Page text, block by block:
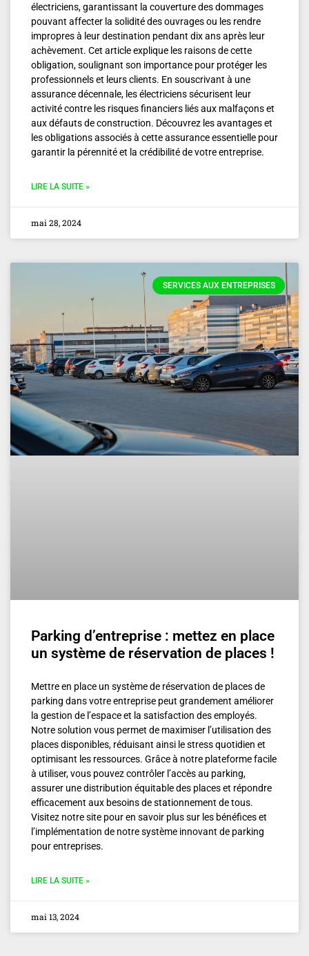
électriciens, garantissant la couverture des dommages
pouvant affecter la solidité des ouvrages ou les rendre
impropres à leur destination pendant dix ans après leur
achèvement. Cet article explique les raisons de cette
obligation, soulignant son importance pour protéger les
professionnels et leurs clients. En souscrivant à une
assurance décennale, les électriciens sécurisent leur
activité contre les risques financiers liés aux malfaçons et
aux défauts de construction. Découvrez les avantages et
les obligations associés à cette assurance essentielle pour
garantir la pérennité et la crédibilité de votre entreprise.
LIRE LA SUITE »
mai 28, 2024
SERVICES AUX ENTREPRISES
Parking d’entreprise : mettez en place
un système de réservation de places !
Mettre en place un système de réservation de places de
parking dans votre entreprise peut grandement améliorer
la gestion de l’espace et la satisfaction des employés.
Notre solution vous permet de maximiser l’utilisation des
places disponibles, réduisant ainsi le stress quotidien et
optimisant les ressources. Grâce à notre plateforme facile
à utiliser, vous pouvez contrôler l’accès au parking,
assurer une distribution équitable des places et répondre
efficacement aux besoins de stationnement de tous.
Visitez notre site pour en savoir plus sur les bénéfices et
l’implémentation de notre système innovant de parking
pour entreprises.
LIRE LA SUITE »
mai 13, 2024